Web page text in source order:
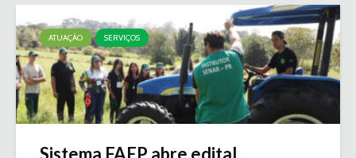
ATUAÇÃO SERVIÇOS
Sistema FAEP abre edital